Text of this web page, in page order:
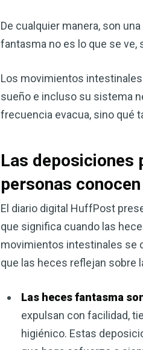
De cualquier manera, son
fantasma no es lo que se ve,
Los movimientos
sueño e incluso su sistema
frecuencia evacua, sino qué
Las deposiciones
personas conocen
El diario digital HuffPost
que significa cuando las
movimientos intestinales se
que las heces reflejan sobre
Las heces fantasma
expulsan con facilidad,
higiénico. Estas